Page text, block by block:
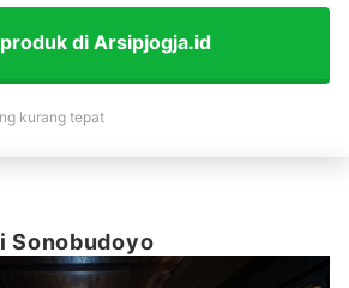
di Arsipjogja.id
kurang tepat
Sonobudoyo